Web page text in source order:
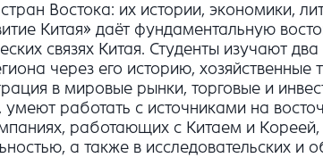
Востока: их истории, экономики,
Китая» даёт фундаментальную
связях Китая. Студенты изучают
через его историю,
в мировые рынки, торговые и
работать с источниками на
работающих с Китаем и Кореей,
а также в исследовательских и